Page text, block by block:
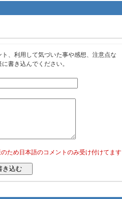
、利用して気づいた事や感想、注意点な
書き込んでください。
ため日本語のコメントのみ受け付けてます